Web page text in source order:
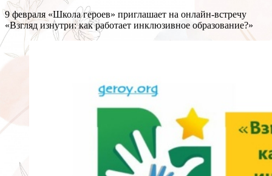
9 февраля «Школа героев» приглашает на онлайн-встречу
«Взгляд изнутри: как работает инклюзивное образование?»